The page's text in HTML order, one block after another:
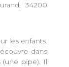
34200
les enfants.
dans
pipe). Il